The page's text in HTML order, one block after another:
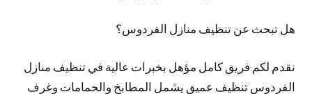
هل تبحث عن تنظيف منازل الفردوس؟
نقدم لكم فريق كامل مؤهل بخبرات عالية في تنظيف منازل
الفردوس تنظيف عميق يشمل المطابخ والحمامات وغرف